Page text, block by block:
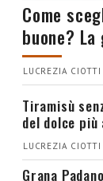
Come
buone?
LUCREZIA
Tiramisù
del dolce
LUCREZIA
Grana